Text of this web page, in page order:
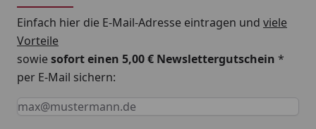
Einfach hier die E-Mail-Adresse eintragen und viele
Vorteile
sowiesofort einen 5,00 € Newslettergutschein *
per E-Mail sichern:
Keine Eingabe erforderlich
Eingabe erforderlich
E-Mail *